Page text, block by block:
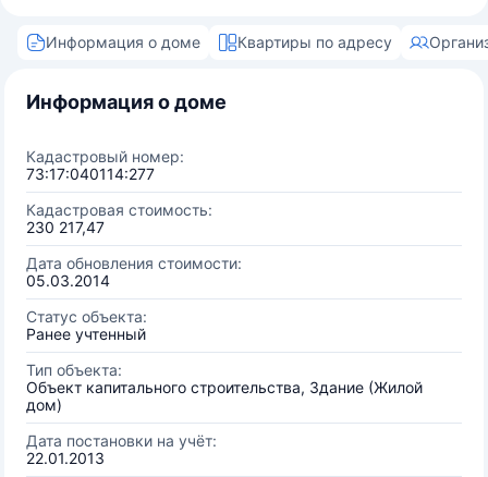
Информация о доме Квартиры по адресу
Информация о доме
Кадастровый номер:
73:17:040114:277
Кадастровая стоимость:
230 217,47
Дата обновления стоимости:
05.03.2014
Статус объекта:
Ранее учтенный
Тип объекта:
Объект капитального строительства, Здание (Жилой
дом)
Дата постановки на учёт:
22.01.2013